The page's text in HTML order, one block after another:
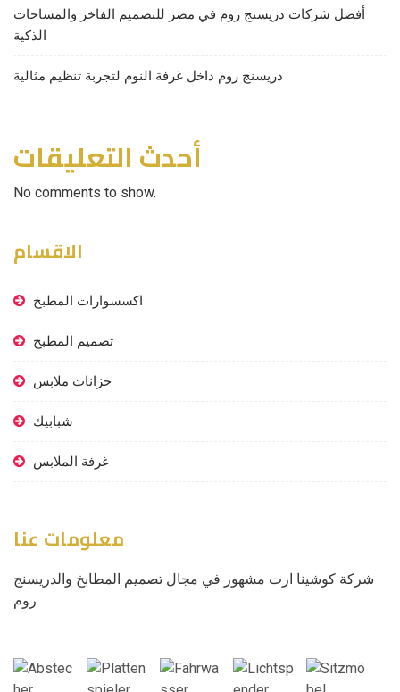
أفضل شركات دريسنج روم في مصر للتصميم الفاخر والمساحات
الذكية
دريسنج روم داخل غرفة النوم لتجربة تنظيم مثالية
أحدث التعليقات
No comments to show.
الاقسام
اكسسوارات المطبخ
تصميم المطبخ
خزانات ملابس
شبابيك
غرفة الملابس
معلومات عنا
شركة كوشينا ارت مشهور في مجال تصميم المطابخ والدريسنج
روم